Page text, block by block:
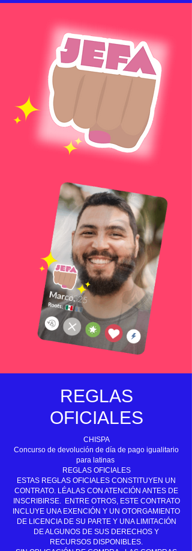
REGLAS
OFICIALES
CHISPA
Concurso de devolución de día de pago igualitario
para latinas
REGLAS OFICIALES
ESTAS REGLAS OFICIALES CONSTITUYEN UN
CONTRATO. LÉALAS CON ATENCIÓN ANTES DE
INSCRIBIRSE. ENTRE OTROS, ESTE CONTRATO
INCLUYE UNA EXENCIÓN Y UN OTORGAMIENTO
DE LICENCIA DE SU PARTE Y UNA LIMITACIÓN
DE ALGUNOS DE SUS DERECHOS Y
RECURSOS DISPONIBLES.